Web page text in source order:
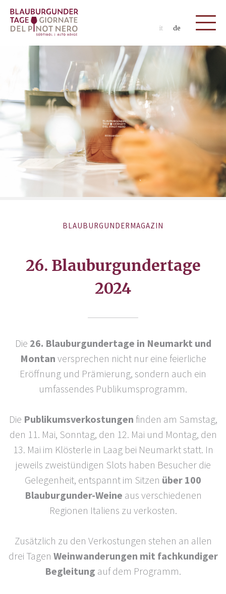
it de
BLAUBURGUNDERMAGAZIN
26. Blauburgundertage
2024
Die 26. Blauburgundertage in Neumarkt und
Montan versprechen nicht nur eine feierliche
Eröffnung und Prämierung, sondern auch ein
umfassendes Publikumsprogramm.
Die Publikumsverkostungen finden am Samstag,
den 11. Mai, Sonntag, den 12. Mai und Montag, den
13. Mai im Klösterle in Laag bei Neumarkt statt. In
jeweils zweistündigen Slots haben Besucher die
Gelegenheit, entspannt im Sitzen über 100
Blauburgunder-Weine aus verschiedenen
Regionen Italiens zu verkosten.
Zusätzlich zu den Verkostungen stehen an allen
drei Tagen Weinwanderungen mit fachkundiger
Begleitung auf dem Programm.